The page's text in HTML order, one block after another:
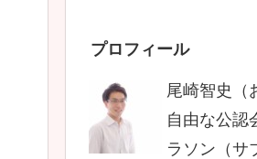
プロフィール
尾崎智史（
自由な公認
ラソン（サ